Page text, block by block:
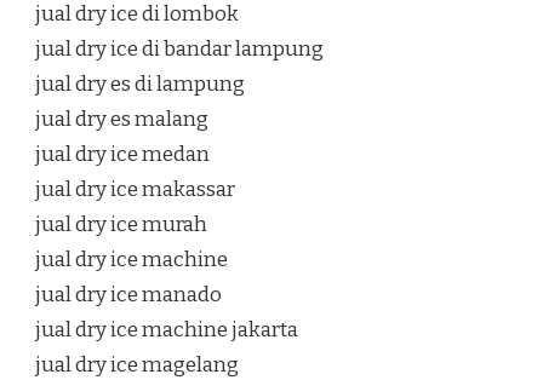
jual dry ice di lombok
jual dry ice di bandar lampung
jual dry es di lampung
jual dry es malang
jual dry ice medan
jual dry ice makassar
jual dry ice murah
jual dry ice machine
jual dry ice manado
jual dry ice machine jakarta
jual dry ice magelang